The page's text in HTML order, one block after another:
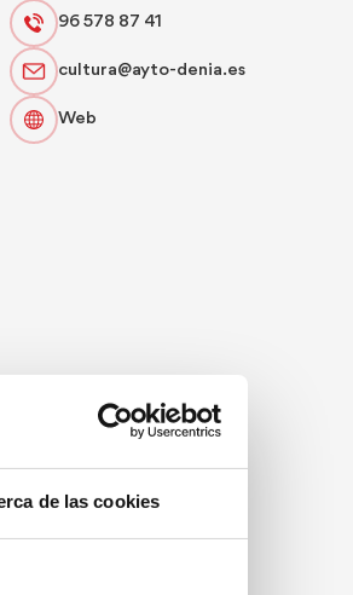
de las cookies
96 578 87 41
cultura@ayto-denia.es
Web